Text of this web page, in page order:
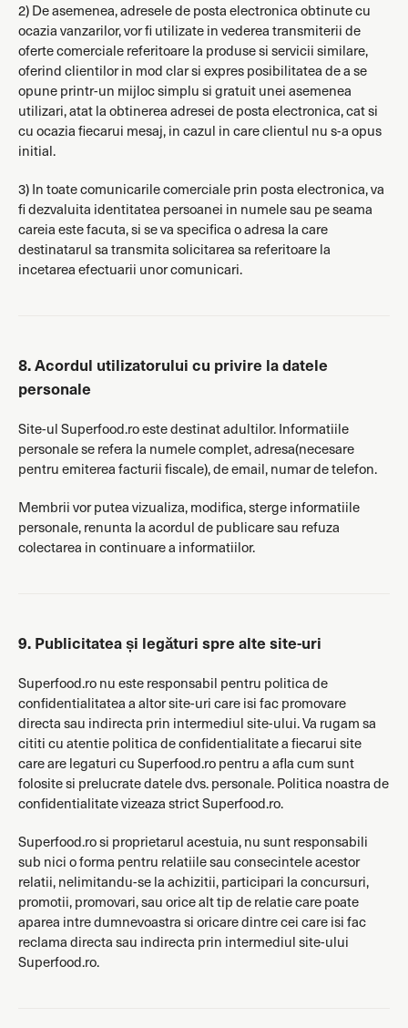
2) De asemenea, adresele de posta electronica obtinute cu
ocazia vanzarilor, vor fi utilizate in vederea transmiterii de
oferte comerciale referitoare la produse si servicii similare,
oferind clientilor in mod clar si expres posibilitatea de a se
opune printr-un mijloc simplu si gratuit unei asemenea
utilizari, atat la obtinerea adresei de posta electronica, cat si
cu ocazia fiecarui mesaj, in cazul in care clientul nu s-a opus
initial.
3) In toate comunicarile comerciale prin posta electronica, va
fi dezvaluita identitatea persoanei in numele sau pe seama
careia este facuta, si se va specifica o adresa la care
destinatarul sa transmita solicitarea sa referitoare la
incetarea efectuarii unor comunicari.
8. Acordul utilizatorului cu privire la datele
personale
Site-ul Superfood.ro este destinat adultilor. Informatiile
personale se refera la numele complet, adresa(necesare
pentru emiterea facturii fiscale), de email, numar de telefon.
Membrii vor putea vizualiza, modifica, sterge informatiile
personale, renunta la acordul de publicare sau refuza
colectarea in continuare a informatiilor.
9. Publicitatea și legături spre alte site-uri
Superfood.ro nu este responsabil pentru politica de
confidentialitatea a altor site-uri care isi fac promovare
directa sau indirecta prin intermediul site-ului. Va rugam sa
cititi cu atentie politica de confidentialitate a fiecarui site
care are legaturi cu Superfood.ro pentru a afla cum sunt
folosite si prelucrate datele dvs. personale. Politica noastra de
confidentialitate vizeaza strict Superfood.ro.
Superfood.ro si proprietarul acestuia, nu sunt responsabili
sub nici o forma pentru relatiile sau consecintele acestor
relatii, nelimitandu-se la achizitii, participari la concursuri,
promotii, promovari, sau orice alt tip de relatie care poate
aparea intre dumnevoastra si oricare dintre cei care isi fac
reclama directa sau indirecta prin intermediul site-ului
Superfood.ro.